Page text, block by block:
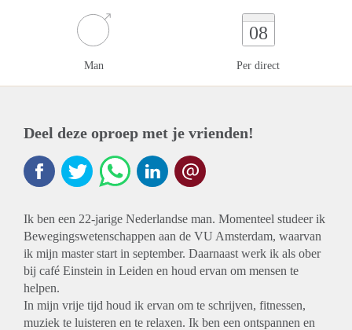
Man
08
Per direct
Deel deze oproep met je vrienden!
Ik ben een 22-jarige Nederlandse man. Momenteel studeer ik
Bewegingswetenschappen aan de VU Amsterdam, waarvan
ik mijn master start in september. Daarnaast werk ik als ober
bij café Einstein in Leiden en houd ervan om mensen te
helpen.
In mijn vrije tijd houd ik ervan om te schrijven, fitnessen,
muziek te luisteren en te relaxen. Ik ben een ontspannen en